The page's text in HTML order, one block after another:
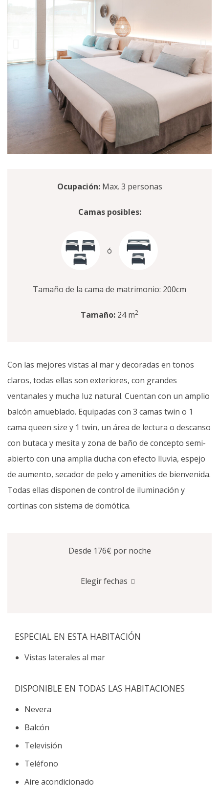
Ocupación:Max. 3 personas
Camas posibles:
ó
Tamaño de la cama de matrimonio: 200cm
Tamaño: 24 m2
Con las mejores vistas al mar y decoradas en tonos
claros, todas ellas son exteriores, con grandes
ventanales y mucha luz natural. Cuentan con un amplio
balcón amueblado. Equipadas con 3 camas twin o 1
cama queen size y 1 twin, un área de lectura o descanso
con butaca y mesita y zona de baño de concepto semi-
abierto con una amplia ducha con efecto lluvia, espejo
de aumento, secador de pelo y amenities de bienvenida.
Todas ellas disponen de control de iluminación y
cortinas con sistema de domótica.
Desde 176€ por noche
Elegir fechas
ESPECIAL EN ESTA HABITACIÓN
Vistas laterales al mar
DISPONIBLE EN TODAS LAS HABITACIONES
Nevera
Balcón
Televisión
Teléfono
Aire acondicionado